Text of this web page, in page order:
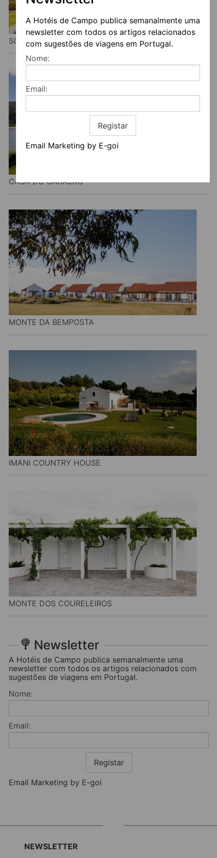
A Hotéis de Campo publica semanalmente uma
newsletter com todos os artigos relacionados
com sugestões de viagens em Portugal.
Nome:
Email:
Registar
Email Marketing by E-goi
SOLAR DAS BOUÇAS-ART & WINE
CASA DO GARAJAU
MONTE DA BEMPOSTA
IMANI COUNTRY HOUSE
MONTE DOS COURELEIROS
Newsletter
A Hotéis de Campo publica semanalmente uma
newsletter com todos os artigos relacionados com
sugestões de viagens em Portugal.
Nome:
Email:
Registar
Email Marketing by E-goi
NEWSLETTER